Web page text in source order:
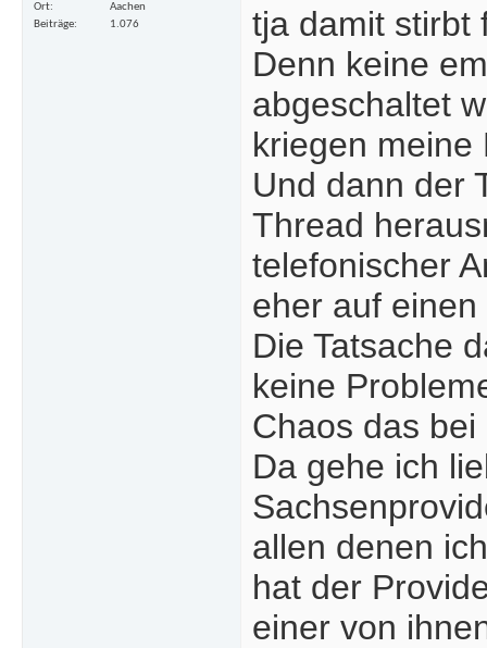
Ort
Aachen
Beiträge
1.076
tja damit stirbt
Denn keine
abgeschaltet
kriegen meine
Und dann der
Thread
telefonischer
eher auf
Die Tatsache
keine
Chaos das
Da gehe ich
allen denen
hat der
einer von